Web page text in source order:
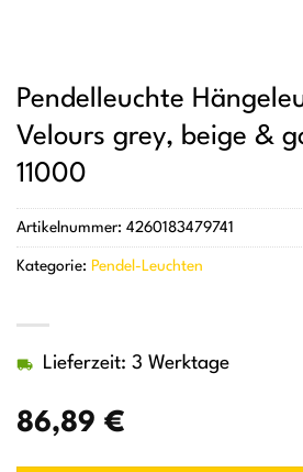
Pendelleuchte
Velours grey, beige &
11000
86,89 €
Lieferzeit: 3 Werktage
Artikelnummer: 4260183479741
Kategorie: Pendel-Leuchten